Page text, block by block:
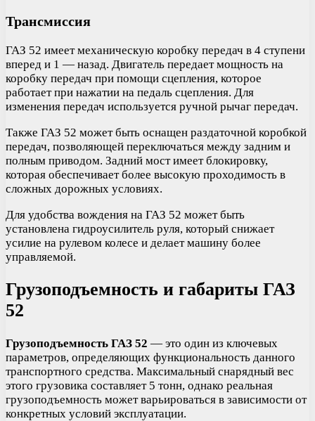
Трансмиссия
ГАЗ 52 имеет механическую коробку передач в 4 ступени
вперед и 1 — назад. Двигатель передает мощность на
коробку передач при помощи сцепления, которое
работает при нажатии на педаль сцепления. Для
изменения передач используется ручной рычаг передач.
Также ГАЗ 52 может быть оснащен раздаточной коробкой
передач, позволяющей переключаться между задним и
полным приводом. Задний мост имеет блокировку,
которая обеспечивает более высокую проходимость в
сложных дорожных условиях.
Для удобства вождения на ГАЗ 52 может быть
установлена гидроусилитель руля, который снижает
усилие на рулевом колесе и делает машину более
управляемой.
Грузоподъемность и габариты ГАЗ
52
Грузоподъемность ГАЗ 52 — это один из ключевых
параметров, определяющих функциональность данного
транспортного средства. Максимальный снарядный вес
этого грузовика составляет 5 тонн, однако реальная
грузоподъемность может варьироваться в зависимости от
конкретных условий эксплуатации.